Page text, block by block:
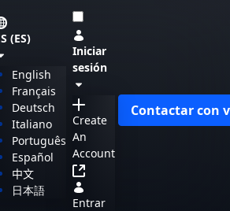
(ES)
English
Français
Deutsch
Italiano
Português
Español
中文
日本語
Iniciar
sesión
Create
An
Account
Entrar
Contactar con